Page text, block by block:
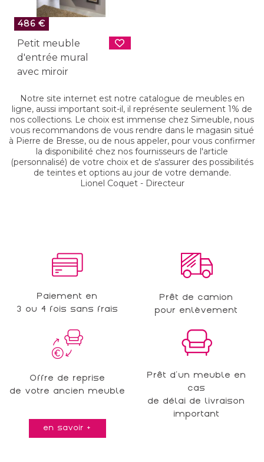
486 €
Petit meuble
d'entrée mural
avec miroir
Notre site internet est notre catalogue de meubles en
ligne, aussi important soit-il, il représente seulement 1% de
nos collections. Le choix est immense chez Simeuble, nous
vous recommandons de vous rendre dans le magasin situé
à Pierre de Bresse, ou de nous appeler, pour vous confirmer
la disponibilité chez nos fournisseurs de l'article
(personnalisé) de votre choix et de s'assurer des possibilités
de teintes et options au jour de votre demande.
Lionel Coquet - Directeur
Paiement en
3 ou 4 fois sans frais
Prêt de camion
pour enlèvement
Offre de reprise
de votre ancien meuble
en savoir +
Prêt d'un meuble en
cas
de délai de livraison
important